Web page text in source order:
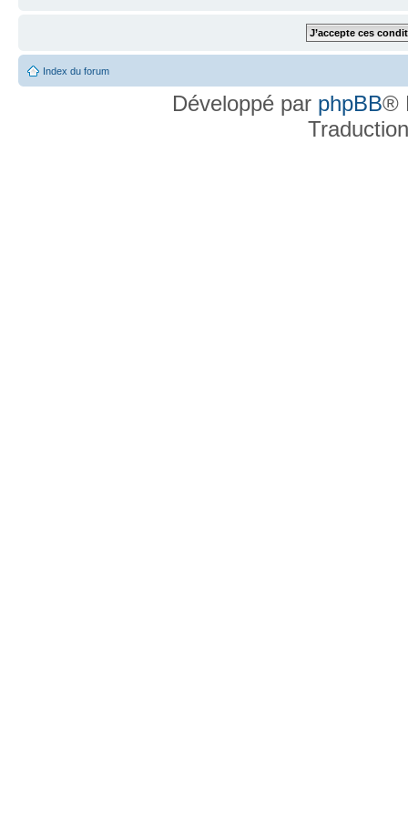
Index du forum
Développé par phpBB®